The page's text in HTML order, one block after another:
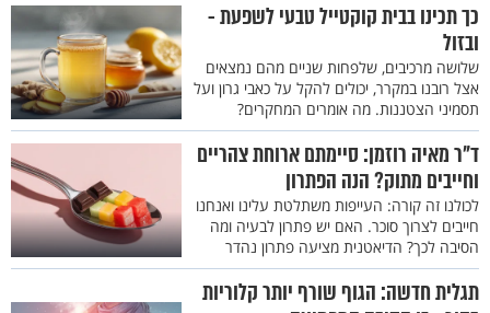
כך תכינו בבית קוקטייל טבעי לשפעת -
ובזול
שלושה מרכיבים, שלפחות שניים מהם נמצאים
אצל רובנו במקרר, יכולים להקל על כאבי גרון ועל
תסמיני הצטננות. מה אומרים המחקרים?
ד"ר מאיה רוזמן: סיימתם ארוחת צהריים
וחייבים מתוק? הנה הפתרון
לכולנו זה קורה: העייפות משתלטת עלינו ואנחנו
חייבים לצרוך סוכר. האם יש פתרון לבעיה ומה
הסיבה לכך? הדיאטנית מציעה פתרון נהדר
תגלית חדשה: הגוף שורף יותר קלוריות